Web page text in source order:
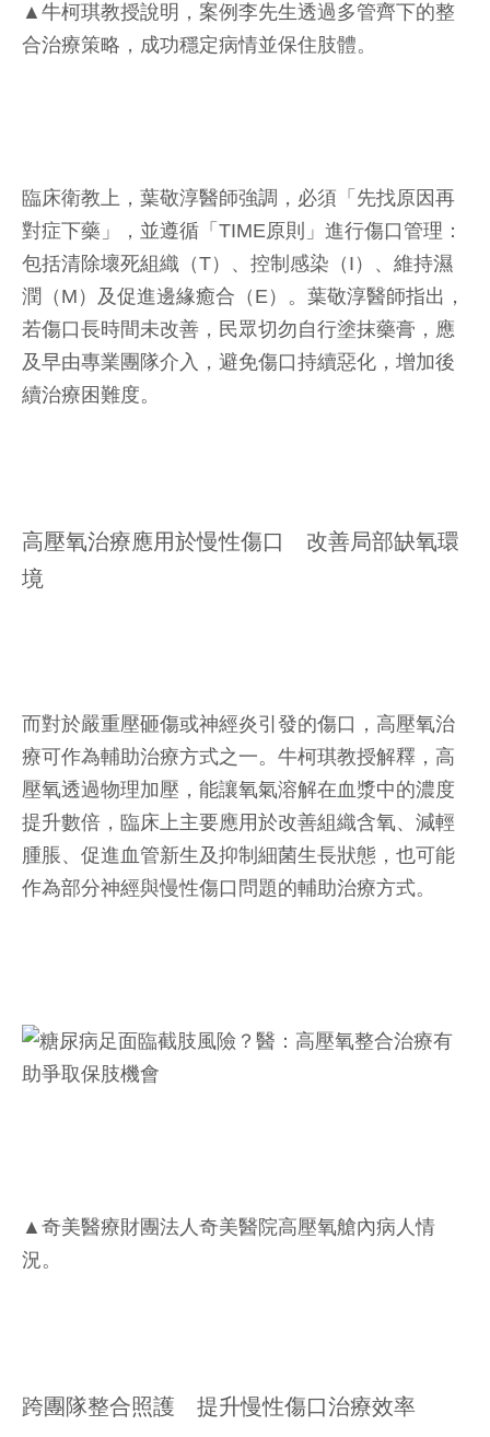
▲牛柯琪教授說明，案例李先生透過多管齊下的整
合治療策略，成功穩定病情並保住肢體。
臨床衛教上，葉敬淳醫師強調，必須「先找原因再
對症下藥」，並遵循「TIME原則」進行傷口管理：
包括清除壞死組織（T）、控制感染（I）、維持濕
潤（M）及促進邊緣癒合（E）。葉敬淳醫師指出，
若傷口長時間未改善，民眾切勿自行塗抹藥膏，應
及早由專業團隊介入，避免傷口持續惡化，增加後
續治療困難度。
高壓氧治療應用於慢性傷口 改善局部缺氧環
境
而對於嚴重壓砸傷或神經炎引發的傷口，高壓氧治
療可作為輔助治療方式之一。牛柯琪教授解釋，高
壓氧透過物理加壓，能讓氧氣溶解在血漿中的濃度
提升數倍，臨床上主要應用於改善組織含氧、減輕
腫脹、促進血管新生及抑制細菌生長狀態，也可能
作為部分神經與慢性傷口問題的輔助治療方式。
▲奇美醫療財團法人奇美醫院高壓氧艙內病人情
況。
跨團隊整合照護 提升慢性傷口治療效率